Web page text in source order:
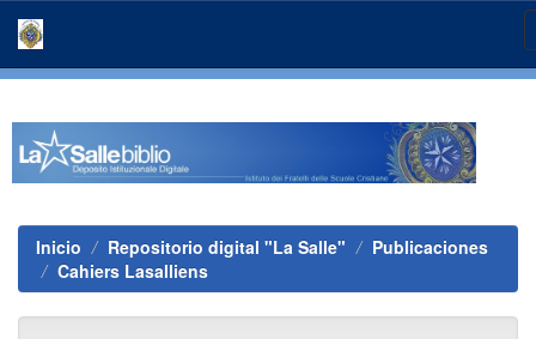
Inicio Repositorio digital "La Salle"
Publicaciones
Cahiers Lasalliens